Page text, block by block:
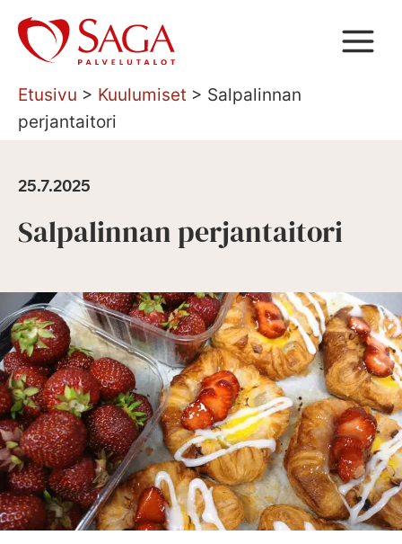
Siirry
sisältöön
Etusivu > Kuulumiset > Salpalinnan
perjantaitori
25.7.2025
Salpalinnan perjantaitori